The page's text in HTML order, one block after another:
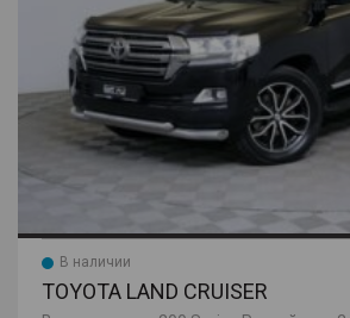
В наличии
TOYOTA LAND CRUISER